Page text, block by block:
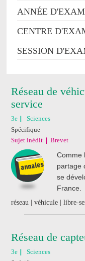
ANNÉE
CENTRE
SESSION
Réseau de
service
3e
Sciences
Spécifique
Sujet inédit
Brevet
Comme
partage
se
France.
réseau | véhicule | libre-
Réseau de
3e
Sciences